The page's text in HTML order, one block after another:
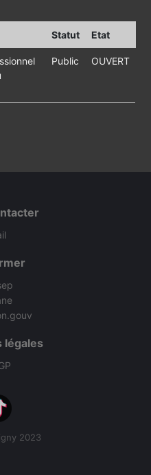
Statut Etat
Public OUVERT
légales
2023